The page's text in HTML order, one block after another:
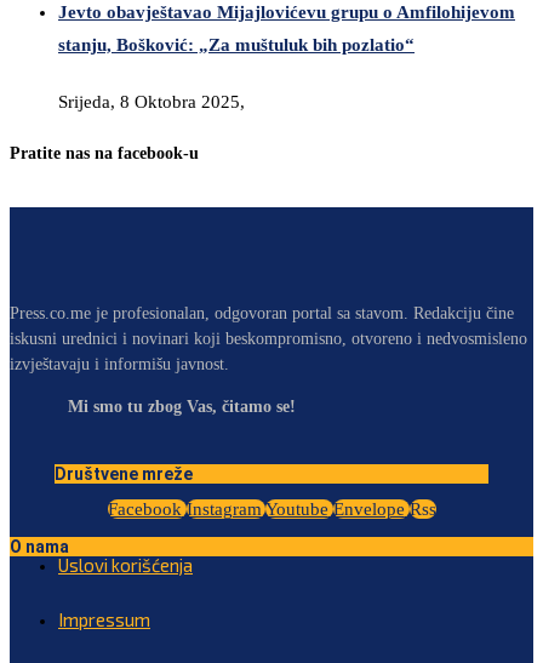
Jevto obavještavao Mijajlovićevu grupu o Amfilohijevom
stanju, Bošković: „Za muštuluk bih pozlatio“
Srijeda, 8 Oktobra 2025,
Pratite nas na facebook-u
Press.co.me je profesionalan, odgovoran portal sa stavom. Redakciju čine
iskusni urednici i novinari koji beskompromisno, otvoreno i nedvosmisleno
izvještavaju i informišu javnost.
Mi smo tu zbog Vas, čitamo se!
Društvene mreže
Facebook Instagram Youtube Envelope Rss
O nama
Uslovi korišćenja
Impressum